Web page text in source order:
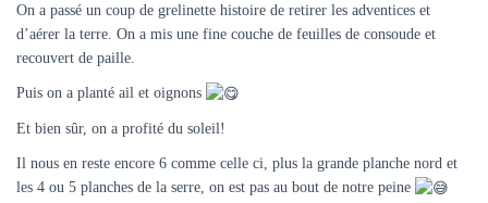
On a passé un coup de grelinette histoire de retirer les adventices et
d’aérer la terre. On a mis une fine couche de feuilles de consoude et
recouvert de paille.
Puis on a planté ail et oignons
Et bien sûr, on a profité du soleil!
Il nous en reste encore 6 comme celle ci, plus la grande planche nord et
les 4 ou 5 planches de la serre, on est pas au bout de notre peine